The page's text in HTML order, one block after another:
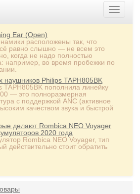
Ear (Open)
расположены так, что
равно слышно — не всем это
когда не надо полностью
например, во время пробежки по
наушников Philips TAPH805BK
пополнила линейку
— это полноразмерная
с поддержкой ANC (активное
качеством звука и быстрой
делают Rombica NEO Voyager
2020 года
Rombica NEO Voyager, тип
действительно стоит обратить